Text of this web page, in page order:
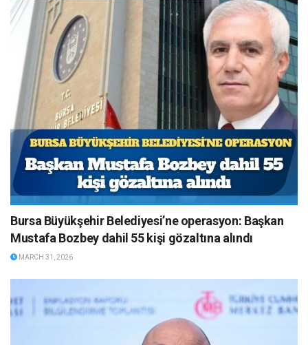
Bursa Büyükşehir Belediyesi’ne operasyon: Başkan
Mustafa Bozbey dahil 55 kişi gözaltına alındı
MARCH 31, 2026